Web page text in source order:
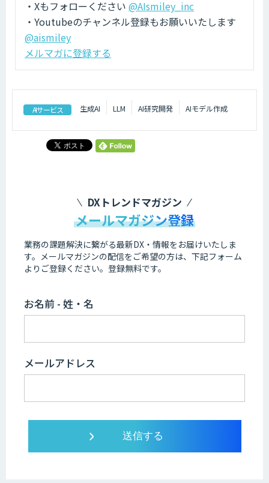
・Xもフォローください @AIsmiley_inc
・Youtubeのチャンネル登録もお願いいたします
@aismiley
メルマガに登録する
AIサービス 生成AI LLM AI研究開発 AIモデル作成
DXトレンドマガジン
メールマガジン登録
業務の課題解決に繋がる最新DX・情報をお届けいたしま
す。 メールマガジンの配信をご希望の方は、下記フォーム
よりご登録ください。登録無料です。
お名前 - 姓・名
メールアドレス